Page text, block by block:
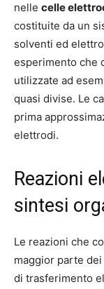
nelle celle
costituite da un
solventi ed
esperimento che
utilizzate ad
quasi divise. Le
prima
elettrodi.
Reazioni
sintesi
Le reazioni che
maggior parte
di trasferimento